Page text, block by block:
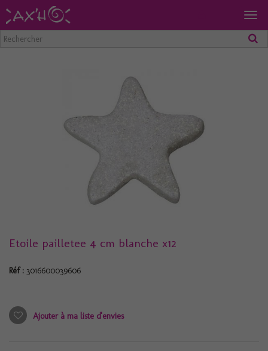
Etoile pailletee 4 cm blanche x12
Réf : 3016600039606
Ajouter à ma liste d'envies